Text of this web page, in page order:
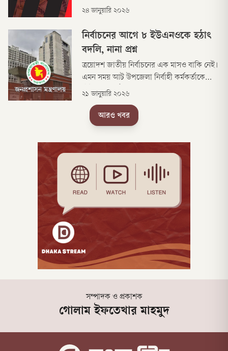
রোববার (২৫ জানুয়ারি) অর্থনৈতিক পরিষদের
প্রকল্প প্রস্তাব (ডিপিপি) অনুমোদনের জন্য তোলা
হচ্ছে।
২৪ জানুয়ারি ২০২৬
নির্বাচনের আগে ৮ ইউএনওকে হঠাৎ
বদলি, নানা প্রশ্ন
ত্রয়োদশ জাতীয় নির্বাচনের এক মাসও বাকি নেই।
এমন সময় আট উপজেলা নির্বাহী কর্মকর্তাকে
(ইউএনও) হঠাৎ বদলি করা হয়েছে। নির্বাচনে
ইউএনওদের বদলির বিষয়ে মঙ্গলবার (২০
জানুয়ারি) জনপ্রশাসন মন্ত্রণালয় থেকে প্রজ্ঞাপন
হয়নি।
২১ জানুয়ারি ২০২৬
আরও খবর
সম্পাদক ও প্রকাশক
গোলাম ইফতেখার মাহমুদ